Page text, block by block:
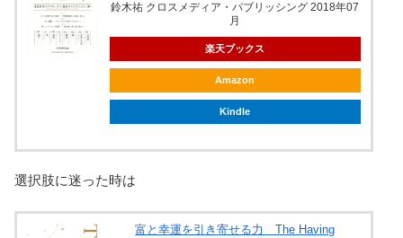
鈴木祐 クロスメディア・パブリッシング 2018年07
月
楽天ブックス
Amazon
Kindle
選択肢に迷った時は
富と幸運を引き寄せる力 The Having